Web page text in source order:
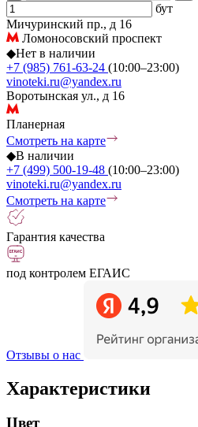
бут
Мичуринский пр., д 16
Ломоносовский проспект
◆Нет в наличии
+7 (985) 761-63-24 (10:00–23:00)
vinoteki.ru@yandex.ru
Воротынская ул., д 16
Планерная
Смотреть на карте
◆В наличии
+7 (499) 500-19-48 (10:00–23:00)
vinoteki.ru@yandex.ru
Смотреть на карте
Гарантия качества
под контролем ЕГАИС
Отзывы о нас
Характеристики
Цвет